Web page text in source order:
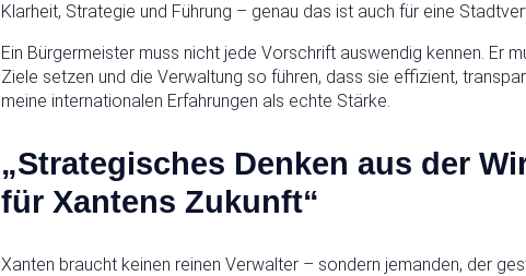
Klarheit, Strategie und Führung – genau das ist auch für eine
Ein Bürgermeister muss nicht jede Vorschrift auswendig kennen. Er
Ziele setzen und die Verwaltung so führen, dass sie effizient,
meine internationalen Erfahrungen als echte Stärke.
„Strategisches Denken aus der
für Xantens Zukunft“
Xanten braucht keinen reinen Verwalter – sondern jemanden, der